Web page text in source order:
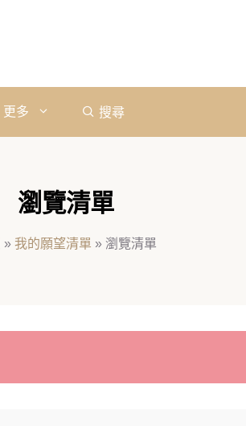
更多 搜尋
瀏覽清單
» 我的願望清單 » 瀏覽清單